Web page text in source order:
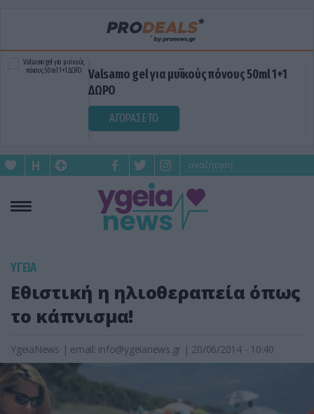
Valsamo gel για μυϊκούς πόνους 50ml 1+1
ΔΩΡΟ
ΑΓΟΡΑΣΕ ΤΟ
ΥΓΕΙΑ
Εθιστική η ηλιοθεραπεία όπως
το κάπνισμα!
YgeiaNews | email: info@ygeianews.gr | 20/06/2014 - 10:40